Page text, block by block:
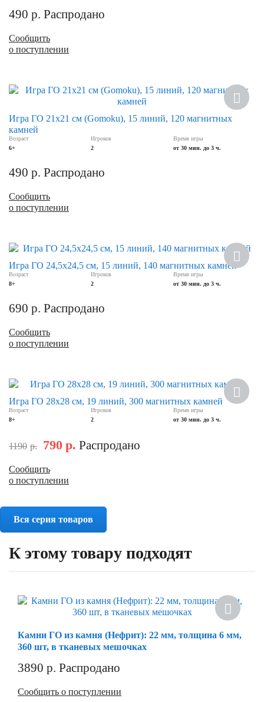
490 р. Распродано
Сообщить
о поступлении
Игра ГО 21х21 см (Gomoku), 15 линий, 120 магнитных
камней
Возраст
6+
Игроков
2
Время игры
от 30 мин. до 3 ч.
490 р. Распродано
Сообщить
о поступлении
Игра ГО 24,5х24,5 см, 15 линий, 140 магнитных камней
Возраст
8+
Игроков
2
Время игры
от 30 мин. до 3 ч.
690 р. Распродано
Сообщить
о поступлении
Игра ГО 28х28 см, 19 линий, 300 магнитных камней
Возраст
8+
Игроков
2
Время игры
от 30 мин. до 3 ч.
1190 р. 790 р. Распродано
Сообщить
о поступлении
Вся серия товаров
К этому товару подходят
Камни ГО из камня (Нефрит): 22 мм, толщина 6 мм,
360 шт, в тканевых мешочках
3890 р. Распродано
Сообщить о поступлении